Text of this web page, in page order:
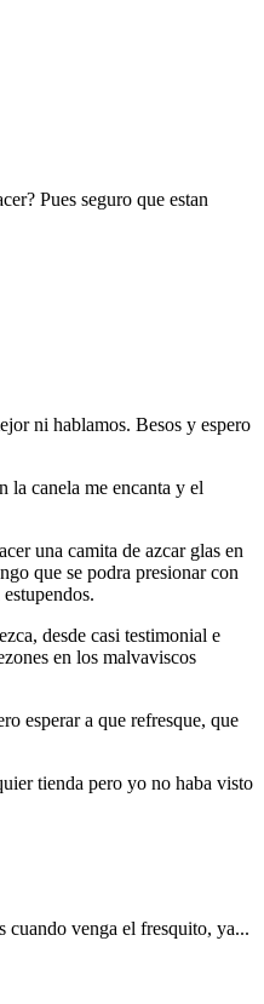
Pues seguro que estan
ni hablamos. Besos y espero
la canela me encanta y el
una camita de azcar glas en
que se podra presionar con
desde casi testimonial e
en los malvaviscos
esperar a que refresque, que
tienda pero yo no haba visto
cuando venga el fresquito, ya...